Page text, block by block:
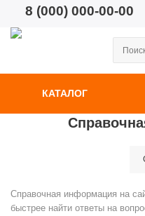
8 (000) 000-00-00
КАТАЛОГ
Справочная информация на
быстрее найти ответы на